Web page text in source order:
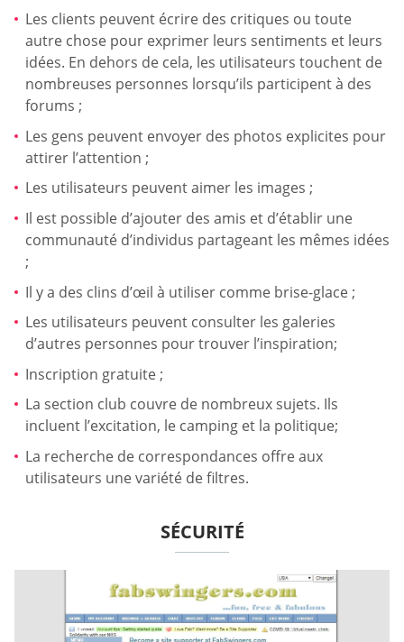
Les clients peuvent écrire des critiques ou toute
autre chose pour exprimer leurs sentiments et leurs
idées. En dehors de cela, les utilisateurs touchent de
nombreuses personnes lorsqu’ils participent à des
forums ;
Les gens peuvent envoyer des photos explicites pour
attirer l’attention ;
Les utilisateurs peuvent aimer les images ;
Il est possible d’ajouter des amis et d’établir une
communauté d’individus partageant les mêmes idées
;
Il y a des clins d’œil à utiliser comme brise-glace ;
Les utilisateurs peuvent consulter les galeries
d’autres personnes pour trouver l’inspiration;
Inscription gratuite ;
La section club couvre de nombreux sujets. Ils
incluent l’excitation, le camping et la politique;
La recherche de correspondances offre aux
utilisateurs une variété de filtres.
SÉCURITÉ